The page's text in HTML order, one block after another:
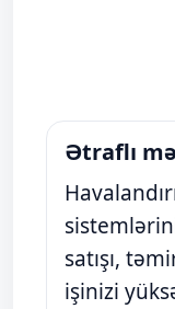
Ətraflı
satışı,
işinizi